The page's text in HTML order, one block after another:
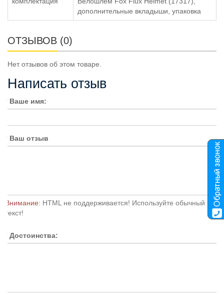
дополнительные вкладыши, упаковка
ОТЗЫВОВ (0)
Нет отзывов об этом товаре.
Написать отзыв
Ваше имя:
Ваш отзыв
Внимание: HTML не поддерживается! Используйте обычный
текст!
Достоинства: